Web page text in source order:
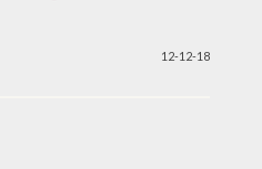
12-12-18